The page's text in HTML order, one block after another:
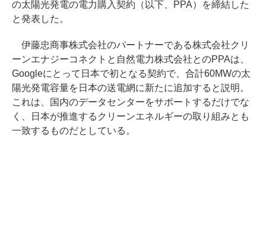
の太陽光発電の電力購入契約（以下、PPA）を締結した
と発表した。
伊藤忠商事株式会社のパートナーである株式会社クリ
ーンエナジーコネクトと自然電力株式会社とのPPAは、
Googleにとって日本で初となる契約で、合計60MWの太
陽光発電容量を日本の送電網に新たに追加すると説明。
これは、国内のデータセンターをサポートするだけでな
く、日本が推進するクリーンエネルギーの取り組みとも
一致するものだとしている。